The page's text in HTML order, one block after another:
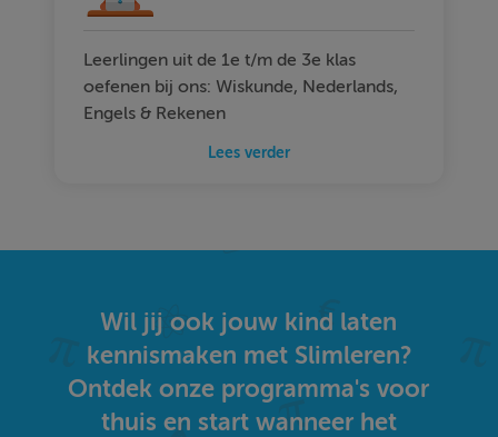
Leerlingen uit de 1e t/m de 3e klas
oefenen bij ons: Wiskunde, Nederlands,
Engels & Rekenen
Lees verder
Wil jij ook jouw kind laten
kennismaken met Slimleren?
Ontdek onze programma's voor
thuis en start wanneer het